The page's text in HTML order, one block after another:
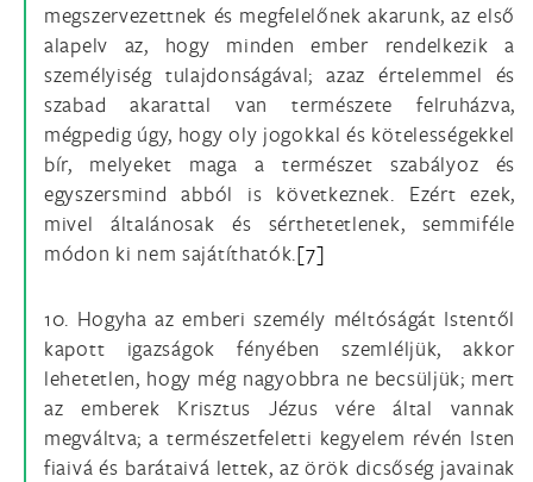
megszervezettnek és megfelelőnek akarunk, az első
alapelv az, hogy minden ember rendelkezik a
személyiség tulajdonságával; azaz értelemmel és
szabad akarattal van természete felruházva,
mégpedig úgy, hogy oly jogokkal és kötelességekkel
bír, melyeket maga a természet szabályoz és
egyszersmind abból is következnek. Ezért ezek,
mivel általánosak és sérthetetlenek, semmiféle
módon ki nem sajátíthatók.[7]
10. Hogyha az emberi személy méltóságát Istentől
kapott igazságok fényében szemléljük, akkor
lehetetlen, hogy még nagyobbra ne becsüljük; mert
az emberek Krisztus Jézus vére által vannak
megváltva; a természetfeletti kegyelem révén Isten
fiaivá és barátaivá lettek, az örök dicsőség javainak